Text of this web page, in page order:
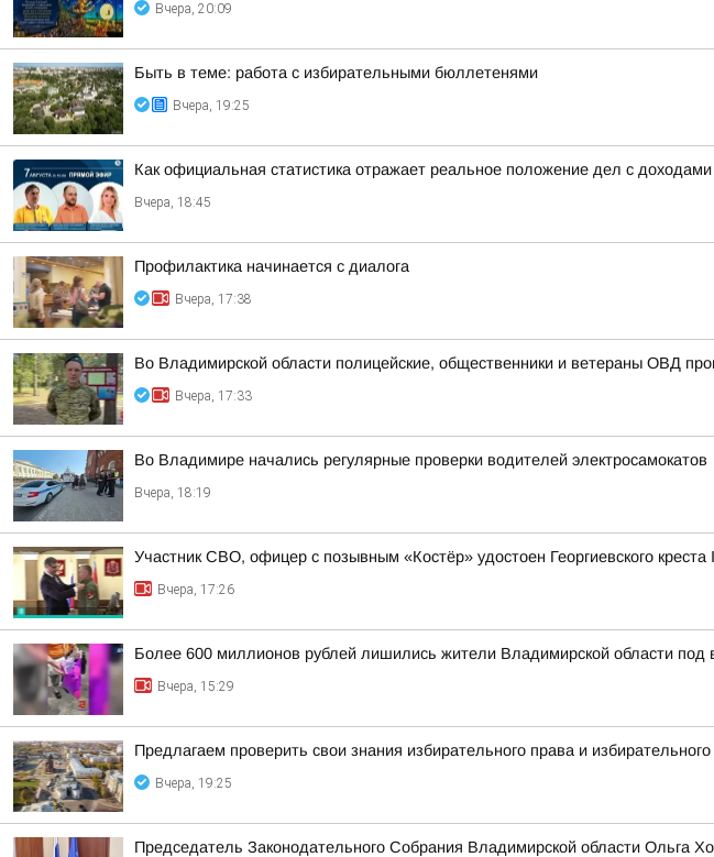
Вчера, 20:09
Быть в теме: работа с избирательными бюллетенями
Вчера, 19:25
Как официальная статистика отражает реальное положение дел с
Вчера, 18:45
Профилактика начинается с диалога
Вчера, 17:38
Во Владимирской области полицейские, общественники и ветераны ОВД
Вчера, 17:33
Во Владимире начались регулярные проверки водителей электросамокатов
Вчера, 18:19
Участник СВО, офицер с позывным «Костёр» удостоен Георгиевского креста
Вчера, 17:26
Более 600 миллионов рублей лишились жители Владимирской области под
Вчера, 15:29
Предлагаем проверить свои знания избирательного права и избирательного
Вчера, 19:25
Председатель Законодательного Собрания Владимирской области Ольга